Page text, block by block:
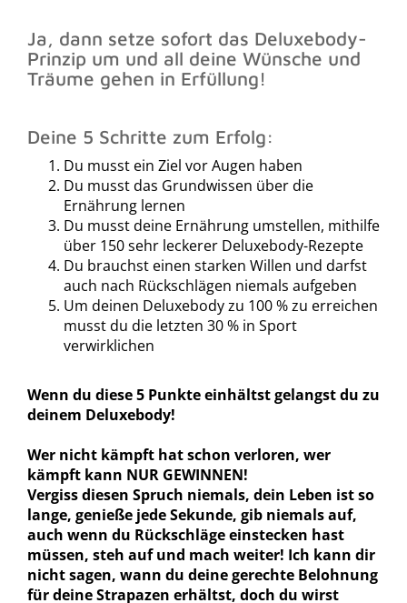
Ja, dann setze sofort das Deluxebody-
Prinzip um und all deine Wünsche und
Träume gehen in Erfüllung!
Deine 5 Schritte zum Erfolg:
Du musst ein Ziel vor Augen haben
Du musst das Grundwissen über die
Ernährung lernen
Du musst deine Ernährung umstellen, mithilfe
über 150 sehr leckerer Deluxebody-Rezepte
Du brauchst einen starken Willen und darfst
auch nach Rückschlägen niemals aufgeben
Um deinen Deluxebody zu 100 % zu erreichen
musst du die letzten 30 % in Sport
verwirklichen
Wenn du diese 5 Punkte einhältst gelangst du zu
deinem Deluxebody!
Wer nicht kämpft hat schon verloren, wer
kämpft kann NUR GEWINNEN!
Vergiss diesen Spruch niemals, dein Leben ist so
lange, genieße jede Sekunde, gib niemals auf,
auch wenn du Rückschläge einstecken hast
müssen, steh auf und mach weiter! Ich kann dir
nicht sagen, wann du deine gerechte Belohnung
für deine Strapazen erhältst, doch du wirst